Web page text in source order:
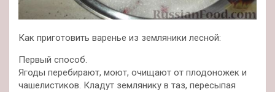
Как приготовить варенье из земляники лесной:
Первый способ.
Ягоды перебирают, моют, очищают от плодоножек и
чашелистиков. Кладут землянику в таз, пересыпая